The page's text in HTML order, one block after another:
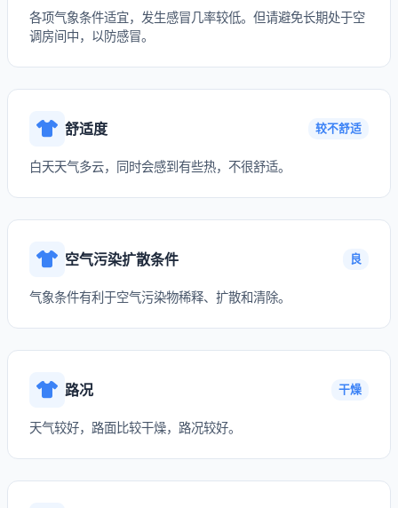
各项气象条件适宜，发生感冒几率较低。但请避免长期处于空
调房间中，以防感冒。
舒适度 较不舒适
白天天气多云，同时会感到有些热，不很舒适。
空气污染扩散条件 良
气象条件有利于空气污染物稀释、扩散和清除。
路况 干燥
天气较好，路面比较干燥，路况较好。